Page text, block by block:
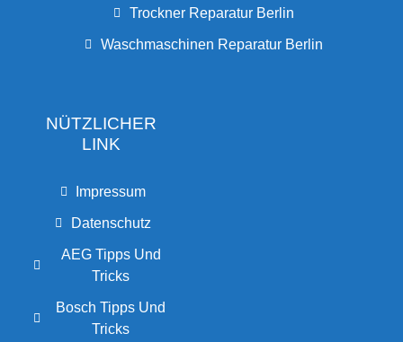
Trockner Reparatur Berlin
Waschmaschinen Reparatur Berlin
NÜTZLICHER
LINK
Impressum
Datenschutz
AEG Tipps Und
Tricks
Bosch Tipps Und
Tricks